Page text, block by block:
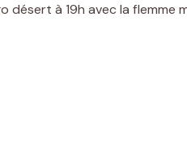
à 19h avec la flemme